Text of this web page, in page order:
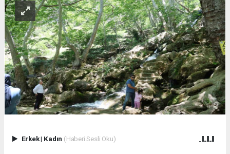
Erkek| Kadın (Haberi Sesli Oku)